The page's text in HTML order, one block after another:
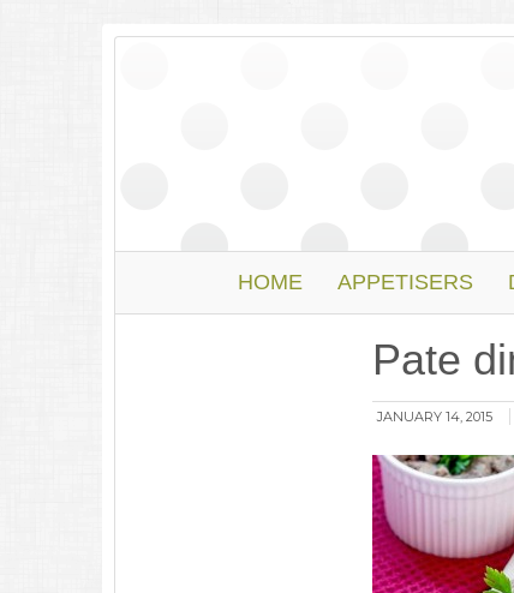
HOME APPETISERS
Pate
JANUARY 14, 2015